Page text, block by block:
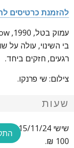
להזמנת כרטיסים
בי השינוי, עולה על
רגעים, חזקים ביחד.
צילום: שי פרנקו.
שעות
100 ₪.